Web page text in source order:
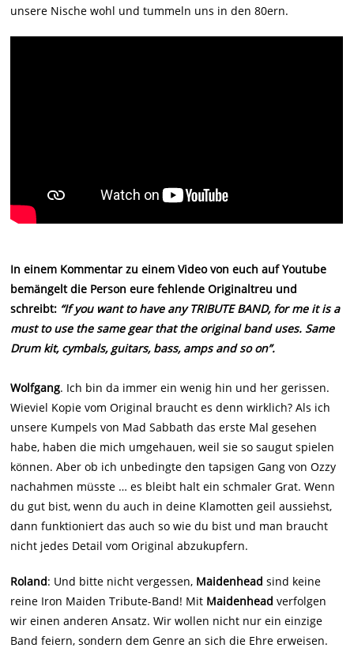
unsere Nische wohl und tummeln uns in den 80ern.
In einem Kommentar zu einem Video von euch auf Youtube
bemängelt die Person eure fehlende Originaltreu und
schreibt: “If you want to have any TRIBUTE BAND, for me it is a
must to use the same gear that the original band uses. Same
Drum kit, cymbals, guitars, bass, amps and so on”.
Wolfgang. Ich bin da immer ein wenig hin und her gerissen.
Wieviel Kopie vom Original braucht es denn wirklich? Als ich
unsere Kumpels von Mad Sabbath das erste Mal gesehen
habe, haben die mich umgehauen, weil sie so saugut spielen
können. Aber ob ich unbedingte den tapsigen Gang von Ozzy
nachahmen müsste … es bleibt halt ein schmaler Grat. Wenn
du gut bist, wenn du auch in deine Klamotten geil aussiehst,
dann funktioniert das auch so wie du bist und man braucht
nicht jedes Detail vom Original abzukupfern.
Roland: Und bitte nicht vergessen, Maidenhead sind keine
reine Iron Maiden Tribute-Band! Mit Maidenhead verfolgen
wir einen anderen Ansatz. Wir wollen nicht nur ein einzige
Band feiern, sondern dem Genre an sich die Ehre erweisen.